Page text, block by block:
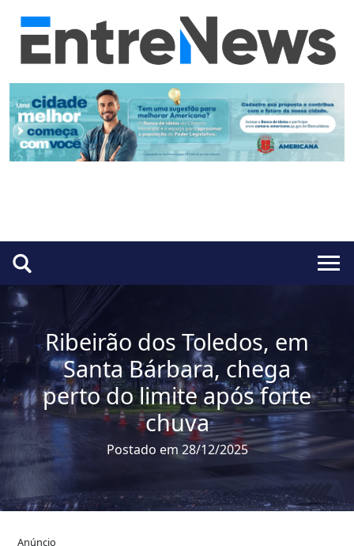
Ribeirão dos Toledos, em
Santa Bárbara, chega
perto do limite após forte
chuva
Postado em 28/12/2025
Anúncio